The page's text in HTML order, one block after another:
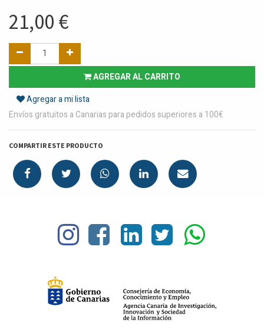
21,00 €
AGREGAR AL CARRITO
Agregar a mi lista
Envíos gratuitos a Canarias para pedidos superiores a 100€
COMPARTIR ESTE PRODUCTO